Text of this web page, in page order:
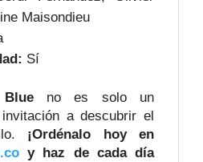
Maisondieu
Sí
no es solo un
a descubrir el
¡Ordénalo hoy en
y haz de cada día